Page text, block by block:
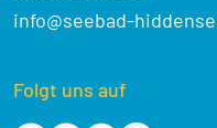
info@seebad-
Folgt uns auf